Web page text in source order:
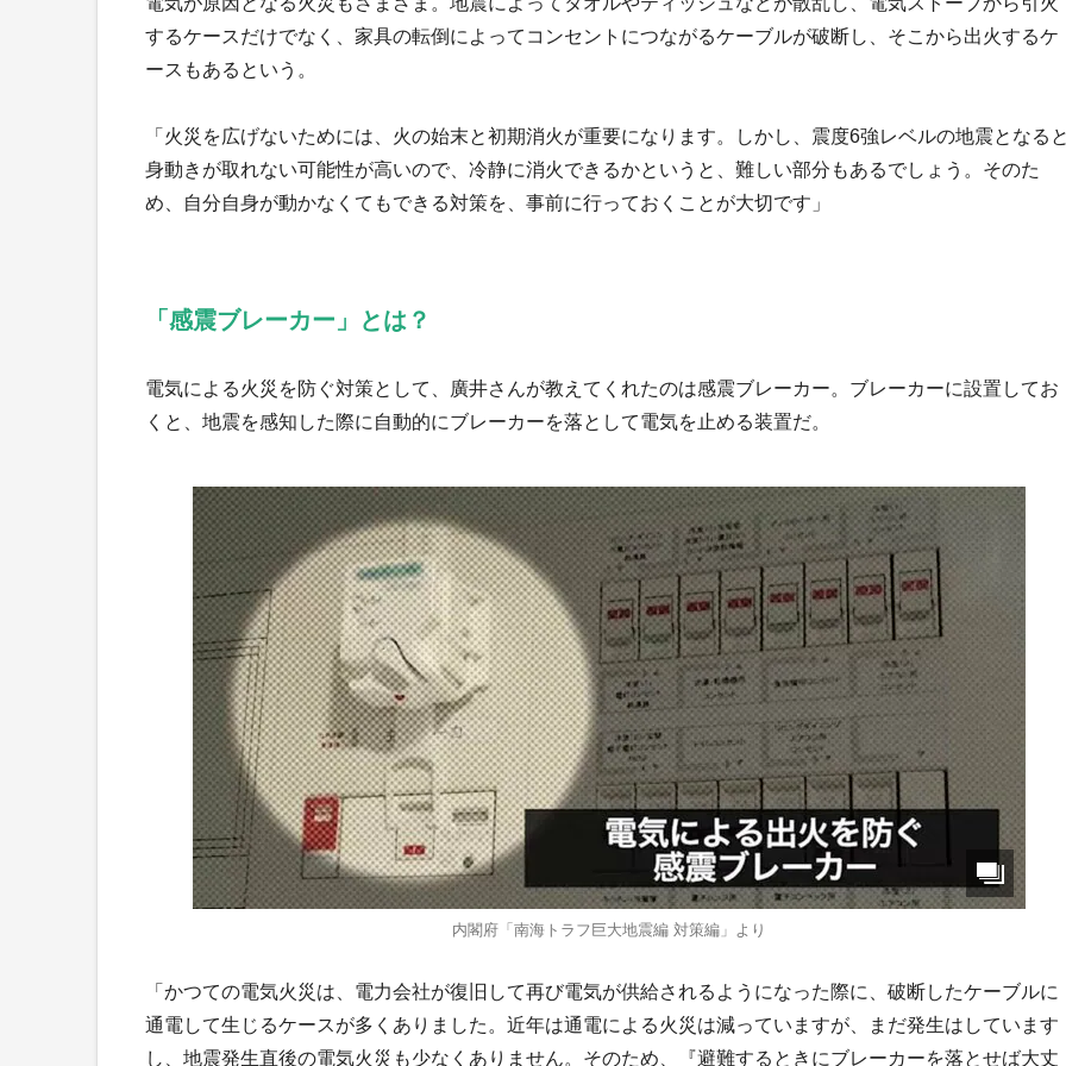
するケースだけでなく、家具の転倒によってコンセントにつながるケーブルが破断し、そこから出火するケ
ースもあるという。
「火災を広げないためには、火の始末と初期消火が重要になります。しかし、震度6強レベルの地震となる
身動きが取れない可能性が高いので、冷静に消火できるかというと、難しい部分もあるでしょう。そのた
め、自分自身が動かなくてもできる対策を、事前に行っておくことが大切です」
「感震ブレーカー」とは？
電気による火災を防ぐ対策として、廣井さんが教えてくれたのは感震ブレーカー。ブレーカーに設置してお
くと、地震を感知した際に自動的にブレーカーを落として電気を止める装置だ。
内閣府「南海トラフ巨大地震編 対策編」より
「かつての電気火災は、電力会社が復旧して再び電気が供給されるようになった際に、破断したケーブルに
通電して生じるケースが多くありました。近年は通電による火災は減っていますが、まだ発生はしています
し、地震発生直後の電気火災も少なくありません。そのため、『避難するときにブレーカーを落とせば大丈